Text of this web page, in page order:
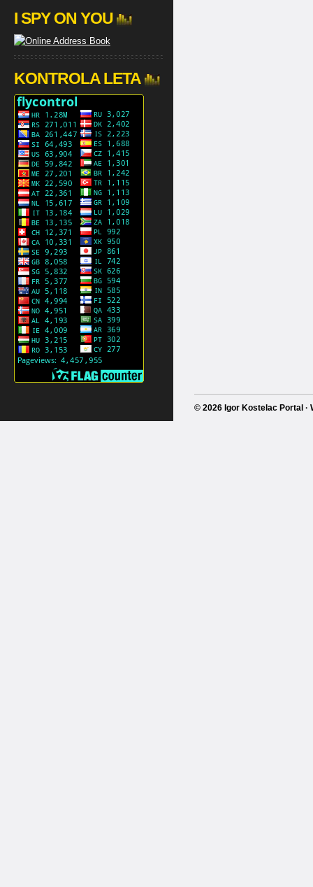
I SPY ON YOU
KONTROLA LETA
© 2026 Igor Kostelac Portal